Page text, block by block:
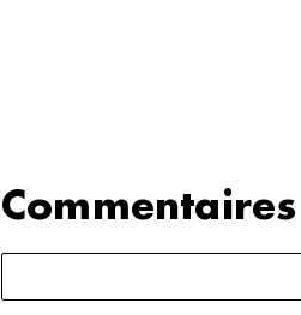
Commentaires